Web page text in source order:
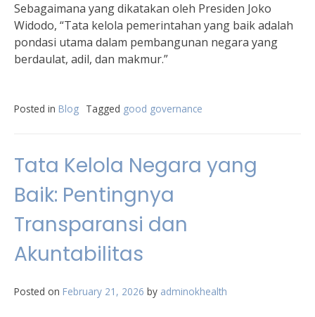
Sebagaimana yang dikatakan oleh Presiden Joko
Widodo, “Tata kelola pemerintahan yang baik adalah
pondasi utama dalam pembangunan negara yang
berdaulat, adil, dan makmur.”
Posted in Blog Tagged good governance
Tata Kelola Negara yang
Baik: Pentingnya
Transparansi dan
Akuntabilitas
Posted on February 21, 2026 by adminokhealth